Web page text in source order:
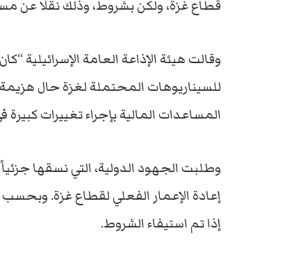
قطاع غزة، ولكن بشروط، وذلك نقلا عن
وقالت هيئة الإذاعة العامة الإسرائيلية
للسيناريوهات المحتملة لغزة حال
المساعدات المالية بإجراء تغييرات
وطلبت الجهود الدولية، التي نسقها
إعادة الإعمار الفعلي لقطاع غزة.
إذا تم استيفاء الشروط.